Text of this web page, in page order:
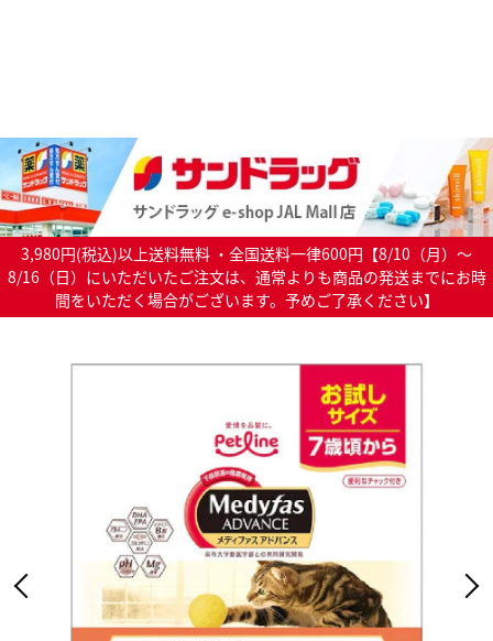
3,980円(税込)以上送料無料 ・全国送料一律600円【8/10（月）～
8/16（日）にいただいたご注文は、通常よりも商品の発送までにお時
間をいただく場合がございます。予めご了承ください】